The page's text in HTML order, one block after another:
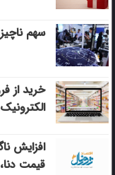
سهم
خرید از
افزایش
قیمت دنا،